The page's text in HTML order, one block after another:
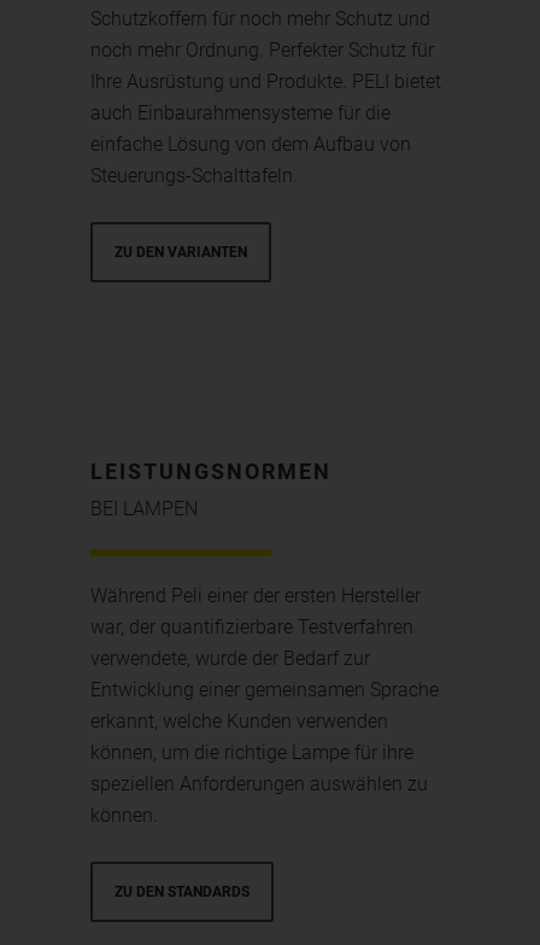
Schutzkoffern für noch mehr Schutz und
noch mehr Ordnung. Perfekter Schutz für
Ihre Ausrüstung und Produkte. PELI bietet
auch Einbaurahmensysteme für die
einfache Lösung von dem Aufbau von
Steuerungs-Schalttafeln.
ZU DEN VARIANTEN
LEISTUNGSNORMEN
BEI LAMPEN
Während Peli einer der ersten Hersteller
war, der quantifizierbare Testverfahren
verwendete, wurde der Bedarf zur
Entwicklung einer gemeinsamen Sprache
erkannt, welche Kunden verwenden
können, um die richtige Lampe für ihre
speziellen Anforderungen auswählen zu
können.
ZU DEN STANDARDS